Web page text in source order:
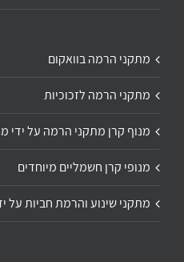
מתקני הרמה בוואקום
מתקני הרמה לזכוכיות
מנוף קרן מתקני הרמה על ידי
מנופי קרן חשמליים מיוחדים
מתקני שינוע והרמת חביות על